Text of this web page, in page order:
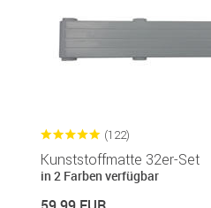
(122)
Kunststoffmatte 32er-Set
in 2 Farben verfügbar